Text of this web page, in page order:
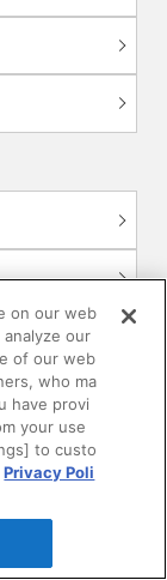
on our web
our
of our web
who ma
have provi
your use
to custo
Privacy Poli